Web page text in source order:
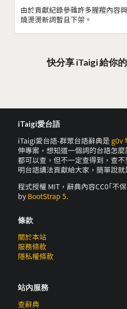
由於貢獻紀錄參雜許多腥羶內容
燒燙燙新詞暫且下架。
快分享 iTaigi 給你
iTaigi愛台語
iTaigi愛台語-群眾台語辭典是 g0v
伸專案，想知道一個詞的台語怎
都可以查，但不一定查得到，查
明台語講法貢獻給大家，簡單說
程式授權 MIT，辭典內容CC0｢不
by BootStrap 5.
條款
關於本站
服務條款
隱私權條款
站內服務
查辭典